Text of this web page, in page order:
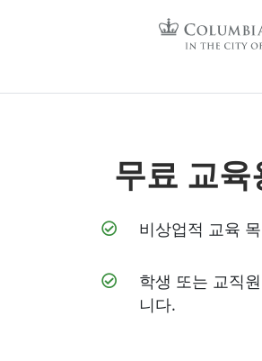
무료 교
비상업적 교육
학생 또는 교직
니다.